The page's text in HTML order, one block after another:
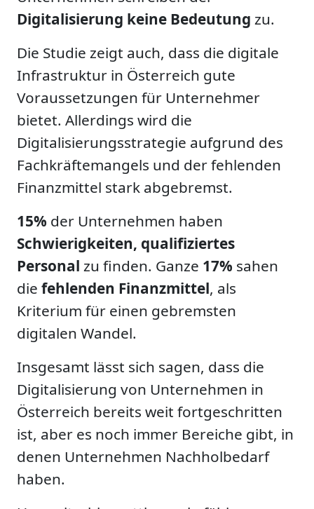
Digitalisierung keine Bedeutung zu.
Die Studie zeigt auch, dass die digitale
Infrastruktur in Österreich gute
Voraussetzungen für Unternehmer
bietet. Allerdings wird die
Digitalisierungsstrategie aufgrund des
Fachkräftemangels und der fehlenden
Finanzmittel stark abgebremst.
15% der Unternehmen haben
Schwierigkeiten, qualifiziertes
Personal zu finden. Ganze 17% sahen
die fehlenden Finanzmittel, als
Kriterium für einen gebremsten
digitalen Wandel.
Insgesamt lässt sich sagen, dass die
Digitalisierung von Unternehmen in
Österreich bereits weit fortgeschritten
ist, aber es noch immer Bereiche gibt, in
denen Unternehmen Nachholbedarf
haben.